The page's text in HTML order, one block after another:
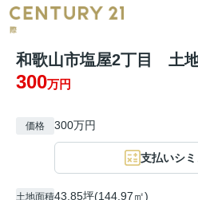
和歌山市塩屋2丁目 土
300万円
価格 300万円
支払いシ
土地面積43.85坪(144.97㎡)